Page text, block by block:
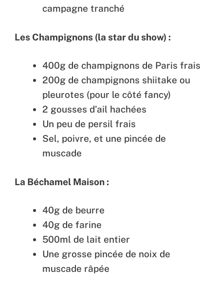
campagne tranché
Les Champignons (la star du show) :
400g de champignons de Paris frais
200g de champignons shiitake ou
pleurotes (pour le côté fancy)
2 gousses d’ail hachées
Un peu de persil frais
Sel, poivre, et une pincée de
muscade
La Béchamel Maison :
40g de beurre
40g de farine
500ml de lait entier
Une grosse pincée de noix de
muscade râpée